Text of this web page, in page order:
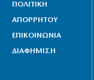
ΠΟΛΙΤΙΚΗ
ΑΠΟΡΡΗΤΟΥ
ΕΠΙΚΟΙΝΩΝΙΑ
ΔΙΑΦΗΜΙΣΗ